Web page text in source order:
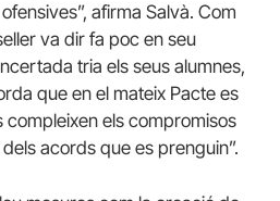
afirma Salvà. Com
va dir fa poc en seu
tria els seus alumnes,
que en el mateix Pacte es
compleixen els compromisos
acords que es prenguin”.